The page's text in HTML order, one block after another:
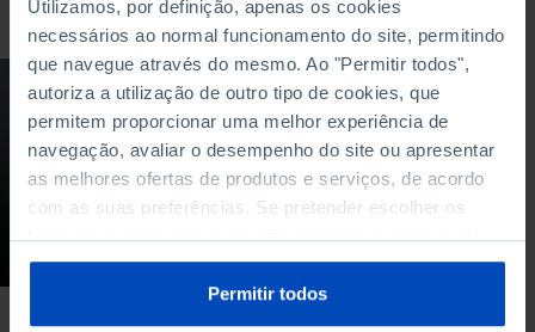
Utilizamos, por definição, apenas os cookies
necessários ao normal funcionamento do site, permitindo
que navegue através do mesmo. Ao "Permitir todos",
autoriza a utilização de outro tipo de cookies, que
permitem proporcionar uma melhor experiência de
navegação, avaliar o desempenho do site ou apresentar
as melhores ofertas de produtos e serviços, de acordo
com as suas preferências. Se pretender escolher os
tipos de cookies, clique em "Personalizar". Saiba mais
sobre cookies através da gestão de preferências ou da
Política de Cookies.
Permitir todos
PODCAST
Como será o futuro
das políticas de
saúde em Portugal?
33 MIN